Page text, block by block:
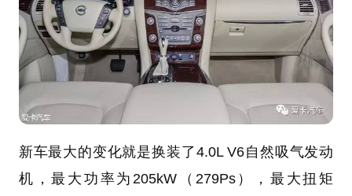
新车最大的变化就是换装了4.0L V6自然吸气发动
机，最大功率为205kW（279Ps），最大扭矩